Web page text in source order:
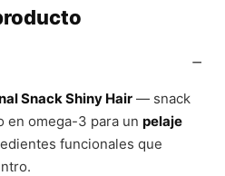
−
Snack Shiny Hair — snack
en omega-3 para un pelaje
funcionales que